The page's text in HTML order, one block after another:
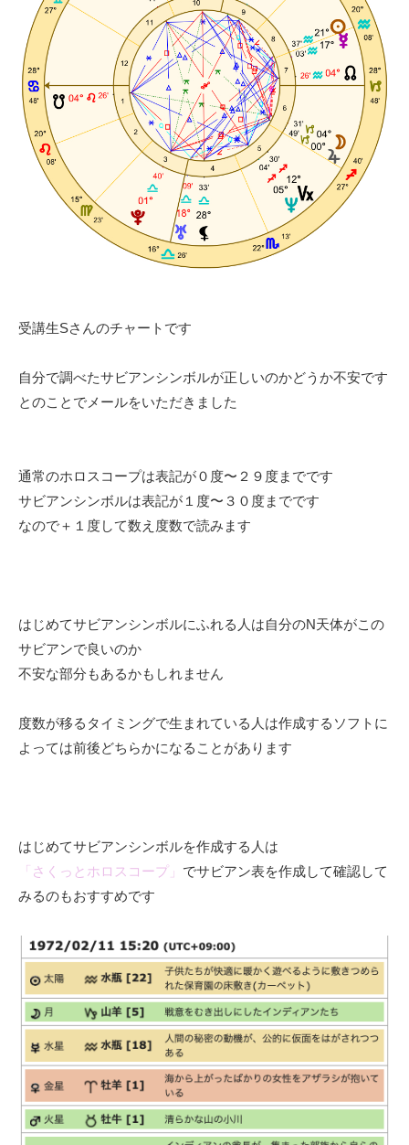
受講生Sさんのチャートです
自分で調べたサビアンシンボルが正しいのかどうか不安です
とのことでメールをいただきました
通常のホロスコープは表記が０度〜２９度までです
サビアンシンボルは表記が１度〜３０度までです
なので＋１度して数え度数で読みます
はじめてサビアンシンボルにふれる人は自分のN天体がこの
サビアンで良いのか
不安な部分もあるかもしれません
度数が移るタイミングで生まれている人は作成するソフトに
よっては前後どちらかになることがあります
はじめてサビアンシンボルを作成する人は
「さくっとホロスコープ」 でサビアン表を作成して確認して
みるのもおすすめです